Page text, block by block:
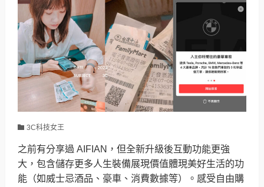
3C科技女王
之前有分享過 AIFIAN，但全新升級後互動功能更強
大，包含儲存更多人生裝備展現價值體現美好生活的功
能（如威士忌酒品、豪車、消費數據等）。感受自由購